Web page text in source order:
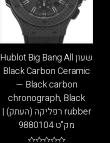
ניתן
לבחור
את
האפשרויות
בעמוד
המוצר
שעון Hublot Big Bang All
Black Carbon Ceramic
— Black carbon
chronograph, Black
rubber רפליקה (העתק) |
מק"ט 9880104